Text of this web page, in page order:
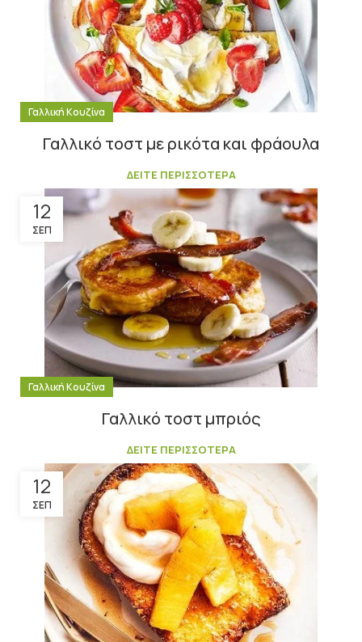
Γαλλική Κουζίνα
Γαλλικό τοστ με ρικότα και φράουλα
ΔΕΙΤΕ ΠΕΡΙΣΣΟΤΕΡΑ
12
ΣΕΠ
Γαλλική Κουζίνα
Γαλλικό τοστ μπριός
ΔΕΙΤΕ ΠΕΡΙΣΣΟΤΕΡΑ
12
ΣΕΠ